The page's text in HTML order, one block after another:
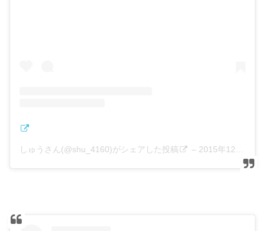
しゅうさん(@shu_4160)がシェアした投稿 – 2015年12月月12日午前9時45分PST